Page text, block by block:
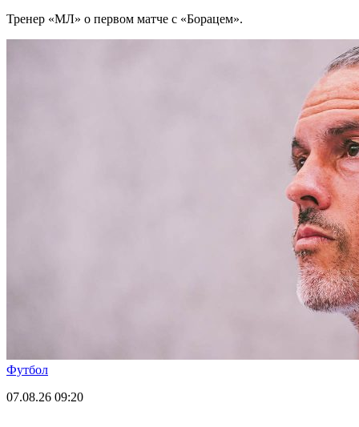
Тренер «МЛ» о первом матче с «Борацем».
Футбол
07.08.26 09:20